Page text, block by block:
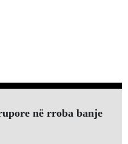
në rroba banje